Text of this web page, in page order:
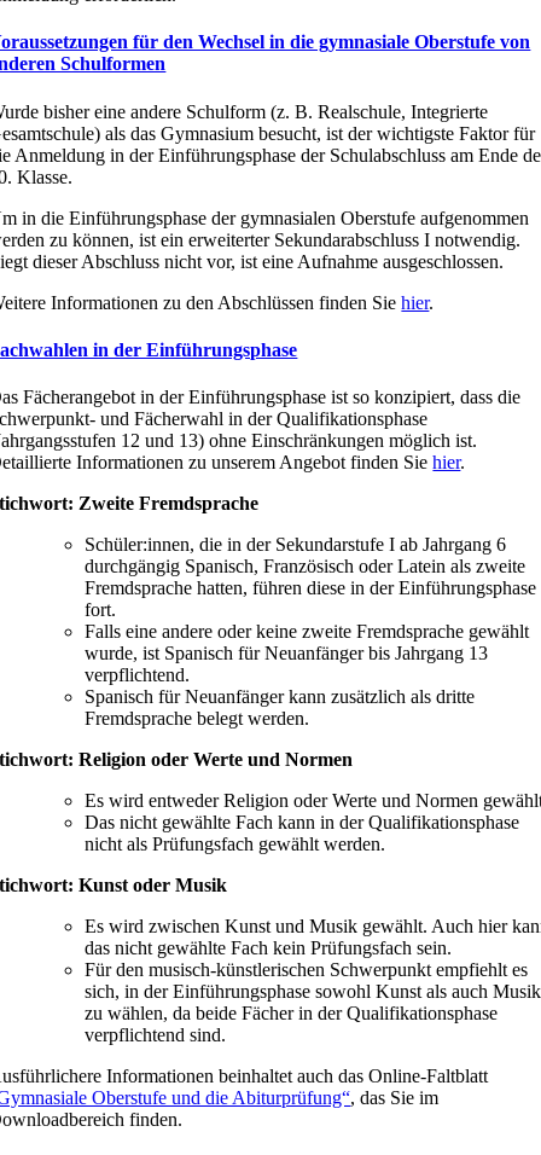
für den Wechsel in die gymnasiale Oberstufe von
Schulformen
bisher eine andere Schulform (z. B. Realschule, Integrierte
als das Gymnasium besucht, ist der wichtigste Faktor für
Anmeldung in der Einführungsphase der Schulabschluss am Ende
Klasse.
in die Einführungsphase der gymnasialen Oberstufe aufgenommen
zu können, ist ein erweiterter Sekundarabschluss I notwendig.
dieser Abschluss nicht vor, ist eine Aufnahme ausgeschlossen.
Informationen zu den Abschlüssen finden Siehier.
in der Einführungsphase
Fächerangebot in der Einführungsphase ist so konzipiert, dass die
und Fächerwahl in der Qualifikationsphase
12 und 13) ohne Einschränkungen möglich ist.
Informationen zu unserem Angebot finden Siehier.
Zweite Fremdsprache
Schüler:innen, die in der Sekundarstufe I ab Jahrgang 6
durchgängig Spanisch, Französisch oder Latein als zweite
Fremdsprache hatten, führen diese in der Einführungsphase
fort.
Falls eine andere oder keine zweite Fremdsprache gewählt
wurde, ist Spanisch für Neuanfänger bis Jahrgang 13
verpflichtend.
Spanisch für Neuanfänger kann zusätzlich als dritte
Fremdsprache belegt werden.
Religion oder Werte und Normen
Es wird entweder Religion oder Werte und Normen
Das nicht gewählte Fach kann in der Qualifikationsphase
nicht als Prüfungsfach gewählt werden.
Kunst oder Musik
Es wird zwischen Kunst und Musik gewählt. Auch hier
das nicht gewählte Fach kein Prüfungsfach sein.
Für den musisch-künstlerischen Schwerpunkt empfiehlt es
sich, in der Einführungsphase sowohl Kunst als auch Musik
zu wählen, da beide Fächer in der Qualifikationsphase
verpflichtend sind.
Informationen beinhaltet auch das Online-Faltblatt
Oberstufe und die Abiturprüfung“, das Sie im
finden.